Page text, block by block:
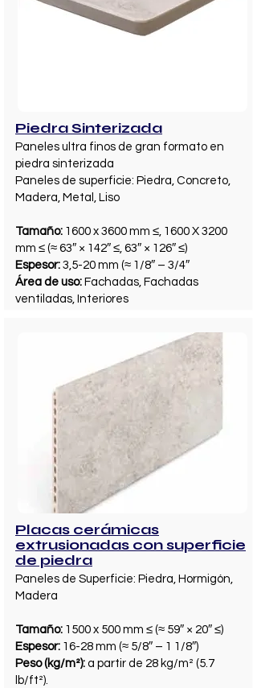
Piedra Sinterizada
Paneles ultra finos de gran formato en
piedra sinterizada
Paneles de superficie: Piedra, Concreto,
Madera, Metal, Liso
Tamaño: 1600 x 3600 mm ≤, 1600 X 3200
mm ≤ (≈ 63″ × 142″ ≤, 63″ × 126″ ≤)
Espesor: 3,5-20 mm (≈ 1/8″ – 3/4″
Área de uso: Fachadas, Fachadas
ventiladas, Interiores
Placas cerámicas
extrusionadas con superficie
de piedra
Paneles de Superficie: Piedra, Hormigón,
Madera
Tamaño: 1500 x 500 mm ≤ (≈ 59″ × 20″ ≤)
Espesor: 16-28 mm (≈ 5/8″ – 1 1/8″)
Peso (kg/m²): a partir de 28 kg/m² (5.7
lb/ft²).